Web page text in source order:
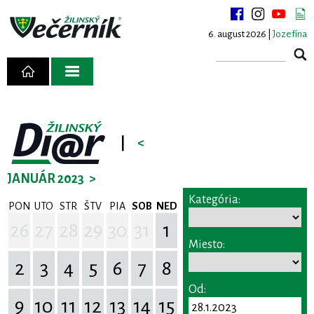
6. august 2026 | Jozefína
<
JANUÁR 2023 >
PON UTO STR ŠTV PIA SOB NED
1
2
3 4 5 6 7
8
9 10 11 12 13 14 15
Kategória:
Miesto:
Od: